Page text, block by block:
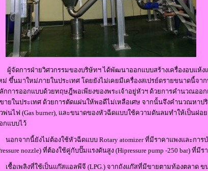
ดการฝ่ายวิศวกรรมของบริษัทฯ ได้พัฒนาออกแบบสร้างเครื่องอบแห้งแบ
ม่ ขึ้นมาใหม่ภายในประเทศ โดยยังไม่เคยมีเครื่องสเปรย์ดรายขนาดนี้จา
กการออกแบบด้วยทฤษฎีพอเพียงของพระเจ้าอยู่หัวฯ ด้วยการคำนวณออ
ายในประเทศ ด้วยการตัดแผ่นให้พอดีไม่เหลือเศษ จากนั้นจึงคำนวณหาป
พ่นไฟ (Gas burner), และขนาดของหัวฉีดแบบใช้ความดันลมทำให้เป็นฝอย
กแบบไว้
กจากนี้ยังไม่ต้องใช้หัวฉีดแบบ Rotary atomizer ที่มีราคาแพงและการ
nozzle) ที่ต้องใช้คู่กับปั๊มแรงดันสูง (Hipressure pump -250 bar) ที่มี
อเพลิงที่ใช้เป็นแก๊สแอลพีจี (LPG.) จากถังแก๊สที่มีขายตามท้องตลาด ข